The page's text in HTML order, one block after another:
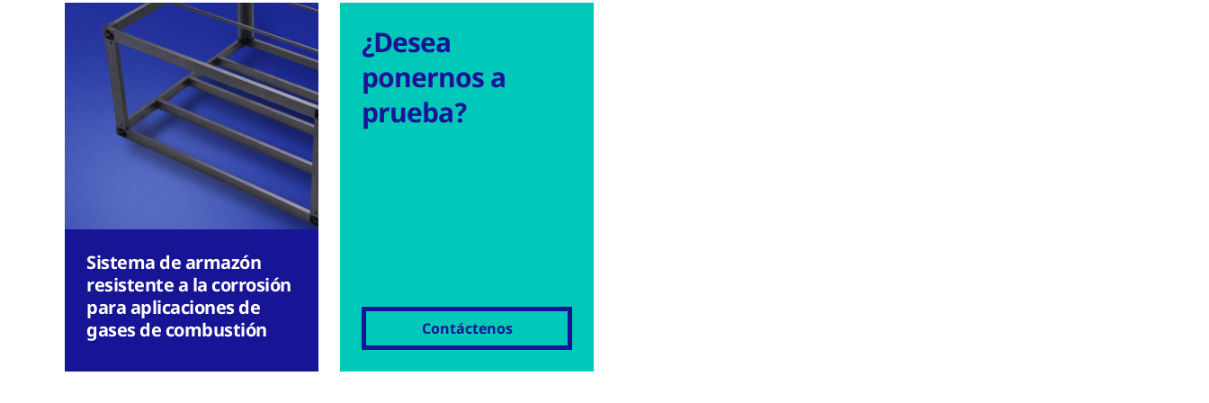
Sistema de armazón
resistente a la corrosión
para aplicaciones de
gases de combustión
¿Desea
ponernos a
prueba?
Contáctenos